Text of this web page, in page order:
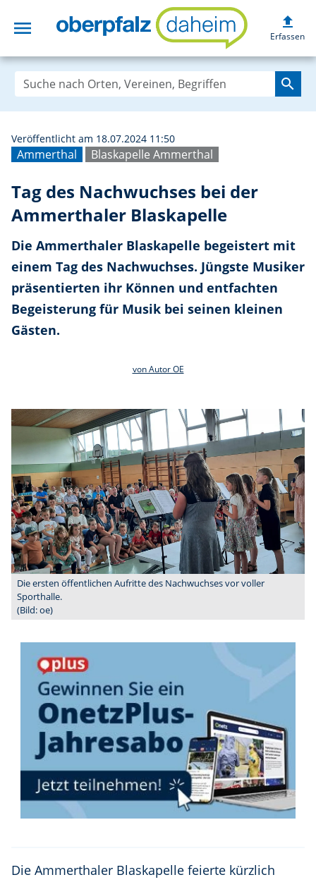
menu Tag des
upload
Erfassen
search
Ammerthal Blaskapelle Ammerthal
Veröffentlicht am 18.07.2024 11:50
Tag des Nachwuchses bei der
Ammerthaler Blaskapelle
Die Ammerthaler Blaskapelle begeistert mit
einem Tag des Nachwuchses. Jüngste Musiker
präsentierten ihr Können und entfachten
Begeisterung für Musik bei seinen kleinen
Gästen.
von Autor OE
Die ersten öffentlichen Aufritte des Nachwuchses vor voller
Sporthalle.
(Bild: oe)
Die Ammerthaler Blaskapelle feierte kürzlich